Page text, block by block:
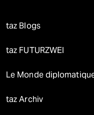
taz Blogs
taz FUTURZWEI
Le Monde
taz Archiv